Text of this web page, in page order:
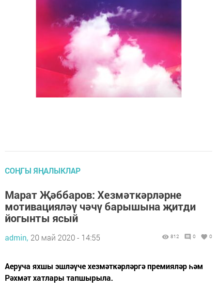
СОҢГЫ ЯҢАЛЫКЛАР
Марат Җәббаров: Хезмәткәрләрне
мотивацияләү чәчү барышына җитди
йогынты ясый
admin, 20 май 2020 - 14:55 812 0 0
Аеруча яхшы эшләүче хезмәткәрләргә премияләр һәм
Рәхмәт хатлары тапшырыла.